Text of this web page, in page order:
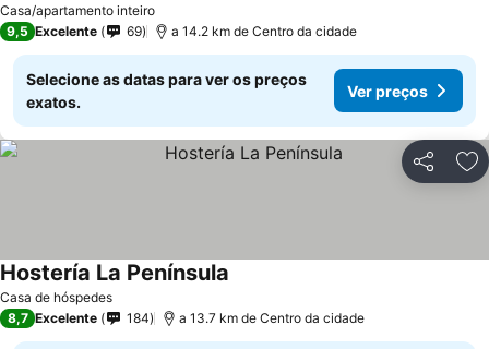
Casa/apartamento inteiro
9,5 Excelente 69 a 14.2 km de Centro da cidade
Selecione as datas para ver os preços
exatos.
Ver preços
Partilhar
Casa de hóspedes
Hostería La Península
8,7 Excelente 184 a 13.7 km de Centro da cidade